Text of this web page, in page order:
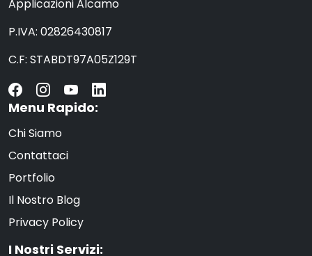
Applicazioni Alcamo
P.IVA: 02826430817
C.F: STABDT97A05Z129T
Menu Rapido:
Chi Siamo
Contattaci
Portfolio
Il Nostro Blog
Privacy Policy
I Nostri Servizi: